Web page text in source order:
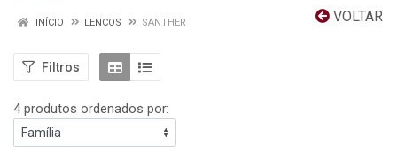
VOLTAR
INÍCIO LENCOS SANTHER
Filtros
4 produtos ordenados por: